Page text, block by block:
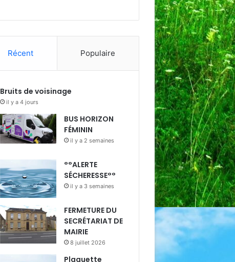
Récent Populaire
Bruits de voisinage
il y a 4 jours
BUS HORIZON
FÉMININ
il y a 2 semaines
°°ALERTE
SÉCHERESSE°°
il y a 3 semaines
FERMETURE DU
SECRÉTARIAT DE
MAIRIE
8 juillet 2026
Plaquette